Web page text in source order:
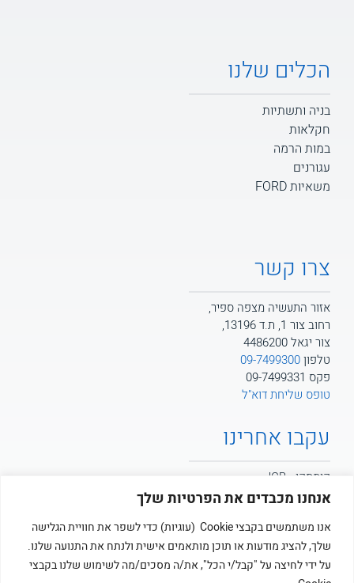
אנחנו מכבדים את הפרטיות שלך
אנו משתמשים בקבצי Cookie (עוגיות) כדי לשפר את חוויית הגלישה
שלך, להציג מודעות או תוכן מותאמים אישית ולנתח את התנועה שלנו.
על ידי לחיצה על "קבל/י הכל", את/ה מסכים/מה לשימוש שלנו בקבצי
הכלים שלנו
בניה ותשתיות
חקלאות
במות הרמה
עגורנים
משאיות FORD
צרו קשר
אזור התעשיה מצפה ספיר,
רחוב צור 1, ת.ד 13196,
צור יגאל 4486200
טלפון09-7499300
פקס 09-7499331
טופס שליחת דוא"ל
עקבו אחרינו
קומסקו - JCB
קומסקו - POTAIN
קומסקו